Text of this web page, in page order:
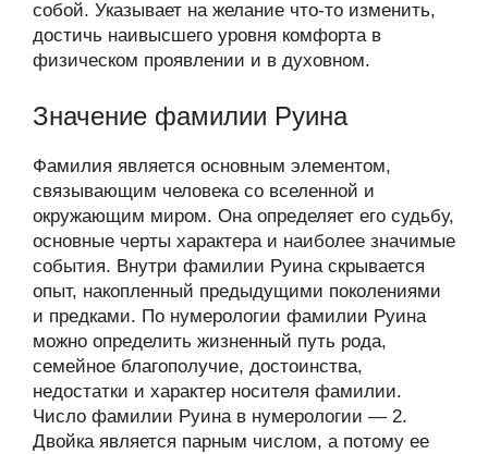
собой. Указывает на желание что-то изменить,
достичь наивысшего уровня комфорта в
физическом проявлении и в духовном.
Значение фамилии Руина
Фамилия является основным элементом,
связывающим человека со вселенной и
окружающим миром. Она определяет его судьбу,
основные черты характера и наиболее значимые
события. Внутри фамилии Руина скрывается
опыт, накопленный предыдущими поколениями
и предками. По нумерологии фамилии Руина
можно определить жизненный путь рода,
семейное благополучие, достоинства,
недостатки и характер носителя фамилии.
Число фамилии Руина в нумерологии — 2.
Двойка является парным числом, а потому ее